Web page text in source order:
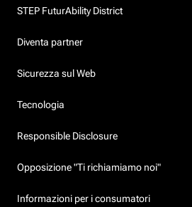
STEP FuturAbility District
Diventa partner
Sicurezza sul Web
Tecnologia
Responsible Disclosure
Opposizione "Ti richiamiamo noi"
Informazioni per i consumatori